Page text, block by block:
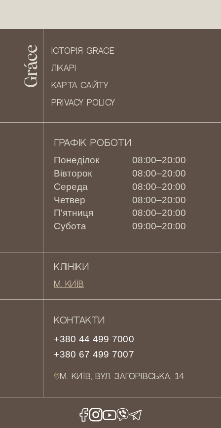
ІСТОРІЯ GRACE
ЛІКАРІ
КАРТА САЙТУ
PRIVACY POLICY
ГРАФІК РОБОТИ
Понеділок
08:00–20:00
Вівторок
08:00–20:00
Середа
08:00–20:00
Четвер
08:00–20:00
П'ятниця
08:00–20:00
Субота
09:00–20:00
КЛІНІКИ
М. КИЇВ
КОНТАКТИ
+380 44 499 7000
+380 67 499 7007
М. КИЇВ, ВУЛ. ЗАГОРІВСЬКА, 14